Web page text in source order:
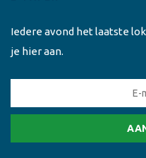
Iedere avond het laatste
je hier aan.